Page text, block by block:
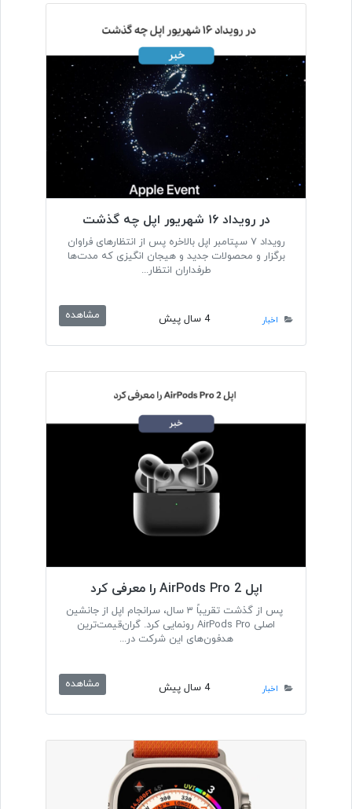
در رویداد ۱۶ شهریور اپل چه گذشت
رویداد ۷ سپتامبر اپل بالاخره پس از انتظار‌های فراوان
برگزار و محصولات جدید و هیجان انگیزی که مدت‌ها
طرفداران انتظار...
اخبار 4 سال پیش مشاهده
اپل AirPods Pro 2 را معرفی کرد
پس از گذشت تقریباً ۳ سال، سرانجام اپل از جانشین
اصلی AirPods Pro رونمایی کرد. گران‌قیمت‌ترین
هدفون‌های این شرکت در...
اخبار 4 سال پیش مشاهده